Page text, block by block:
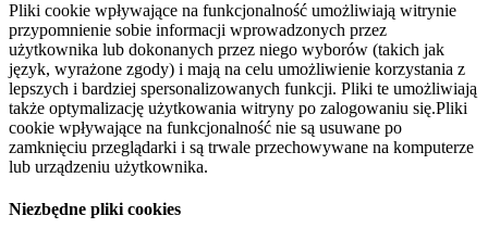
Pliki cookie wpływające na funkcjonalność umożliwiają witrynie
przypomnienie sobie informacji wprowadzonych przez
użytkownika lub dokonanych przez niego wyborów (takich jak
język, wyrażone zgody) i mają na celu umożliwienie korzystania z
lepszych i bardziej spersonalizowanych funkcji. Pliki te umożliwiają
także optymalizację użytkowania witryny po zalogowaniu się.Pliki
cookie wpływające na funkcjonalność nie są usuwane po
zamknięciu przeglądarki i są trwale przechowywane na komputerze
lub urządzeniu użytkownika.
Niezbędne pliki cookies